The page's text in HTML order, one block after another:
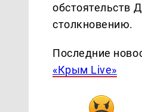
обстоятельств
столкновению.
Последние
«Крым Live»